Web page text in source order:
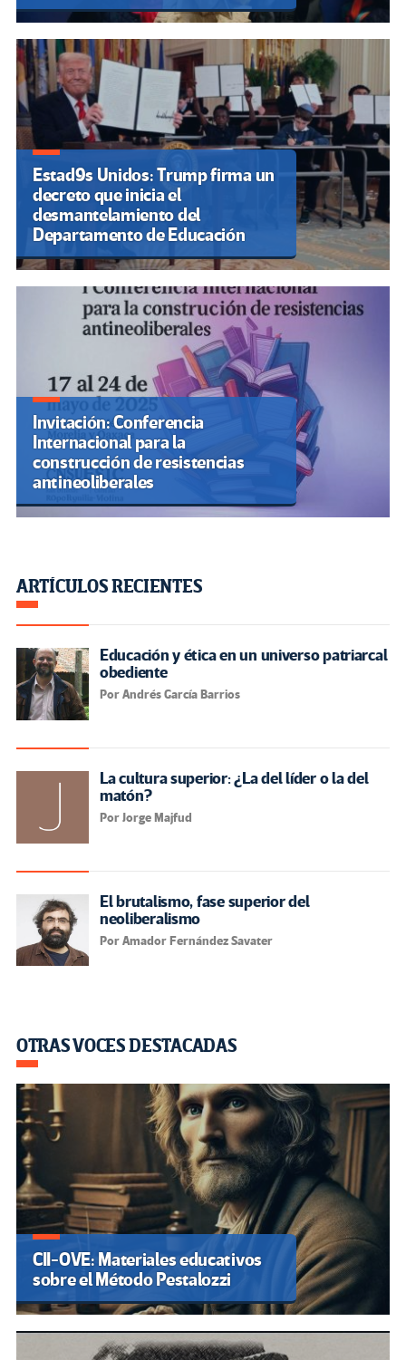
Estad9s Unidos: Trump firma un
decreto que inicia el
desmantelamiento del
Departamento de Educación
Invitación: Conferencia
Internacional para la
construcción de resistencias
antineoliberales
ARTÍCULOS RECIENTES
Educación y ética en un universo patriarcal
obediente
Por Andrés García Barrios
La cultura superior: ¿La del líder o la del
matón?
Por Jorge Majfud
El brutalismo, fase superior del
neoliberalismo
Por Amador Fernández Savater
OTRAS VOCES DESTACADAS
CII-OVE: Materiales educativos
sobre el Método Pestalozzi